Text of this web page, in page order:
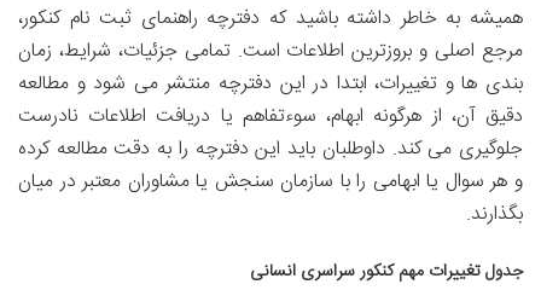
همیشه به خاطر داشته باشید که دفترچه راهنمای ثبت نام کنکور،
مرجع اصلی و بروزترین اطلاعات است. تمامی جزئیات، شرایط، زمان
بندی ها و تغییرات، ابتدا در این دفترچه منتشر می شود و مطالعه
دقیق آن، از هرگونه ابهام، سوءتفاهم یا دریافت اطلاعات نادرست
جلوگیری می کند. داوطلبان باید این دفترچه را به دقت مطالعه کرده
و هر سوال یا ابهامی را با سازمان سنجش یا مشاوران معتبر در میان
بگذارند.
جدول تغییرات مهم کنکور سراسری انسانی